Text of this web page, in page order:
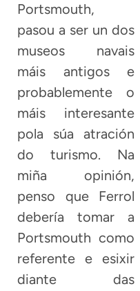
Portsmouth,
pasou a ser un dos
museos navais
máis antigos e
probablemente o
máis interesante
pola súa atración
do turismo. Na
miña opinión,
penso que Ferrol
debería tomar a
Portsmouth como
referente e esixir
diante das